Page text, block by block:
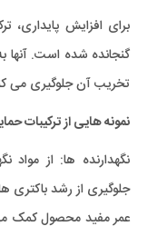
برای افزایش پایداری،
گنجانده شده است.
تخریب آن جلوگیری می
نمونه هایی از ترکیبات
نگهدارنده ها: از مواد
جلوگیری از رشد باکتری
عمر مفید محصول کمک می